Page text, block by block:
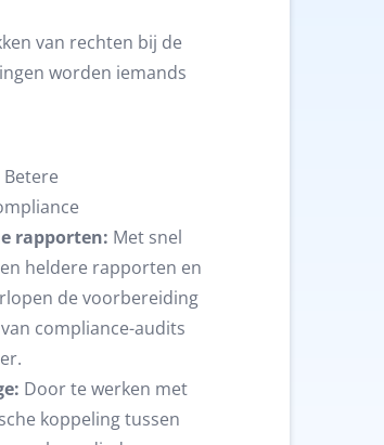
van rechten bij de
worden iemands
Betere
rapporten: Met snel
heldere rapporten en
de voorbereiding
compliance-audits
Door te werken met
koppeling tussen